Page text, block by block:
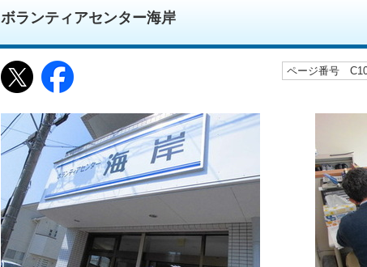
ボランティアセンター海岸
ページ番号